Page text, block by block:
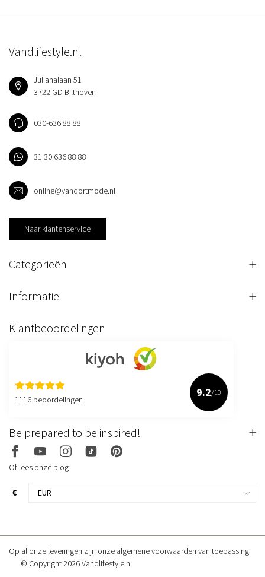
Vandlifestyle.nl
Julianalaan 51
3722 GD Bilthoven
030-636 88 88
31 30 636 88 88
online@vandortmode.nl
Naar klantenservice
Categorieën
Informatie
Klantbeoordelingen
1116 beoordelingen
9.2/10
Be prepared to be inspired!
Of lees onze blog
€
Op al onze leveringen zijn onze algemene voorwaarden van toepassing
© Copyright 2026 Vandlifestyle.nl